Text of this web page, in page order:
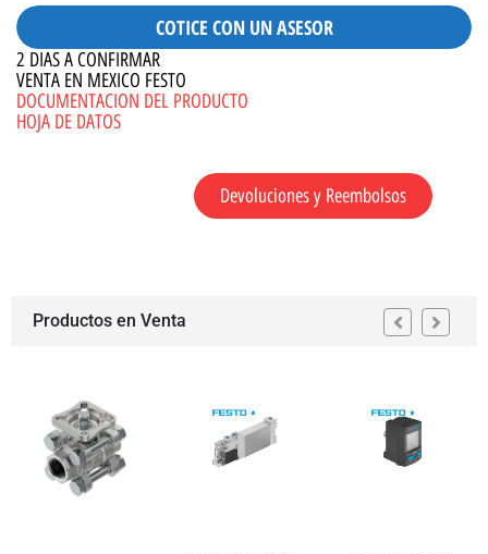
COTICE CON UN ASESOR
2 DIAS A CONFIRMAR
VENTA EN MEXICO FESTO
DOCUMENTACION DEL PRODUCTO
HOJA DE DATOS
Devoluciones y Reembolsos
Productos en Venta